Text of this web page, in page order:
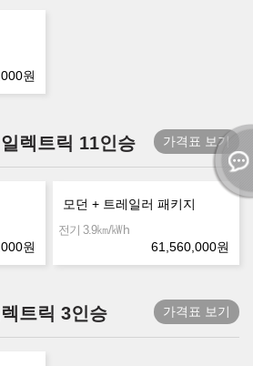
원
렉트릭 11인승 가격표 보기
원
모던 + 트레일러 패키지
전기 3.9㎞/㎾h
61,560,000원
트릭 3인승 가격표 보기